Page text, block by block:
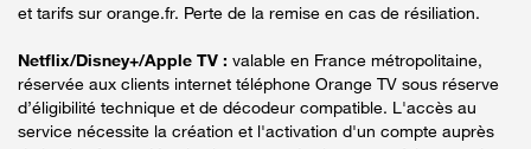
et tarifs sur orange.fr. Perte de la remise en cas de résiliation.
Netflix/Disney+/Apple TV : valable en France métropolitaine,
réservée aux clients internet téléphone Orange TV sous réserve
d’éligibilité technique et de décodeur compatible. L'accès au
service nécessite la création et l'activation d'un compte auprès